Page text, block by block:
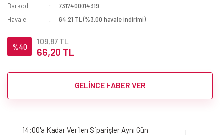
Barkod
7317400014319
Havale
64,21 TL (%3,00 havale indirimi)
%40
109,87 TL
66,20 TL
GELİNCE HABER VER
14:00'a Kadar Verilen Siparişler Aynı Gün